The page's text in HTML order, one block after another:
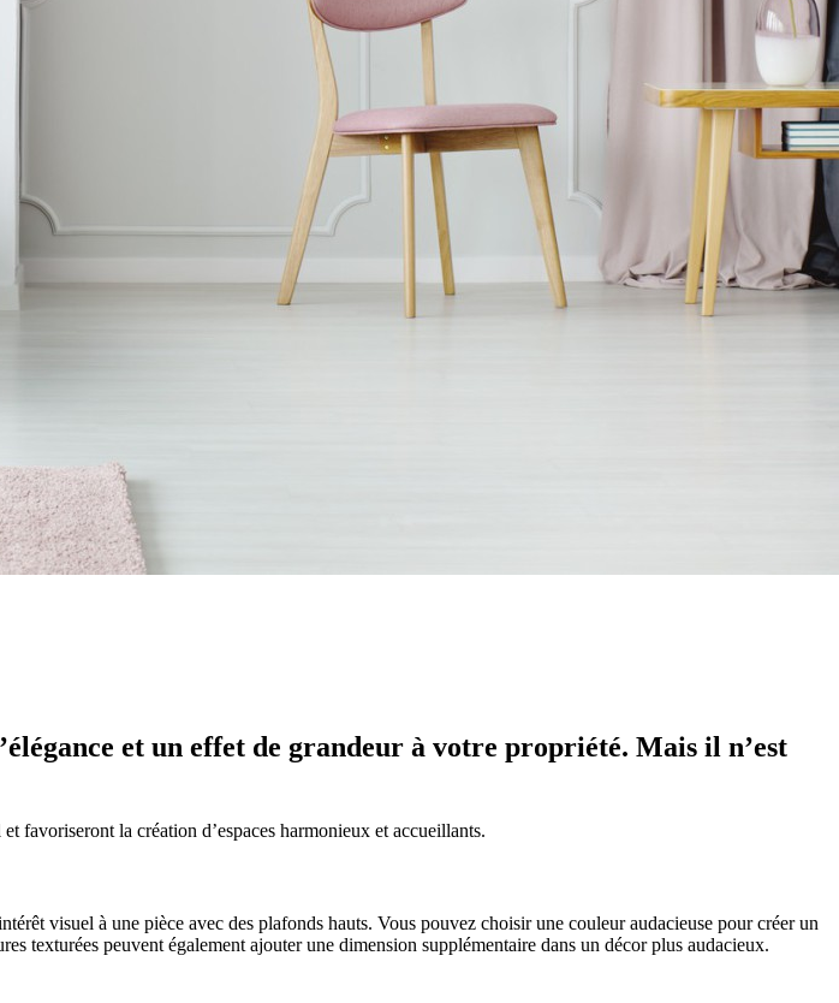
et un effet de grandeur à votre propriété. Mais il n’est
favoriseront la création d’espaces harmonieux et accueillants.
visuel à une pièce avec des plafonds hauts. Vous pouvez choisir une couleur audacieuse pour créer un
texturées peuvent également ajouter une dimension supplémentaire dans un décor plus audacieux.